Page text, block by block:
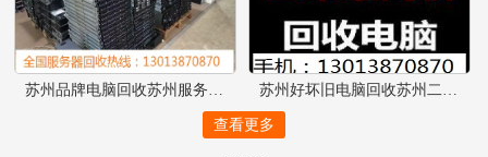
苏州品牌电脑回收苏州服务器回收好坏都可以苏州好坏旧电脑回收苏州二手电
查看更多